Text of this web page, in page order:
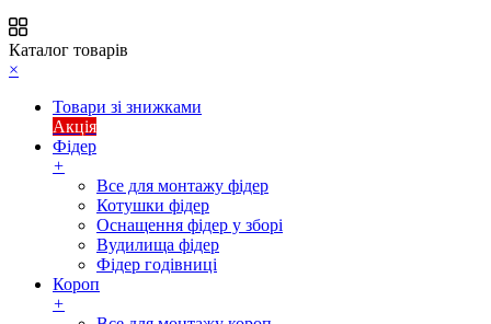
Каталог товарів
×
Товари зі знижками
Акція
Фідер
+
Все для монтажу фідер
Котушки фідер
Оснащення фідер у зборі
Вудилища фідер
Фідер годівниці
Короп
+